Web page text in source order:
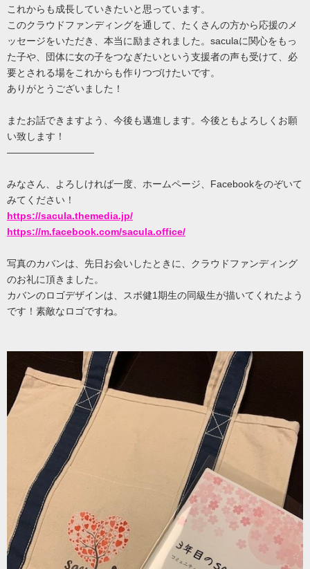
これからも成長していきたいと思っています。
このクラウドファンディングを通して、たくさんの方から応援のメ
ッセージをいただき、本当に励まされました。saculaに関心をもっ
た子や、団体に女の子をつなぎたいという支援者の声も受けて、必
要とされる場をこれからも作りつづけたいです。
ありがとうございました！
またお話できますよう、今後も邁進します。今後ともよろしくお願
い致します！
―――――――――
みなさん、よろしければ一度、ホームページ、Facebookをのぞいて
みてください！
https://sacula.themedia.jp/
https://m.facebook.com/sacula.office/
写真のカバンは、先日お会いしたときに、クラウドファンディング
のお礼に頂きました。
カバンのロゴデザインは、スポ健1期生の同級生が描いてくれたよう
です！素敵なロゴですね。